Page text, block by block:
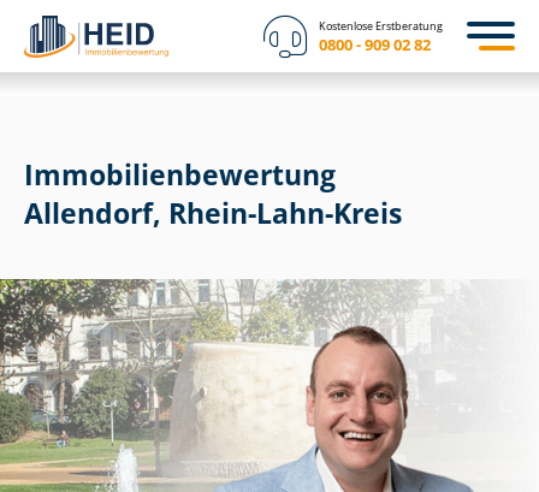
Kostenlose Erstberatung
0800 - 909 02 82
Immobilien­bewertung
Allendorf, Rhein-Lahn-Kreis